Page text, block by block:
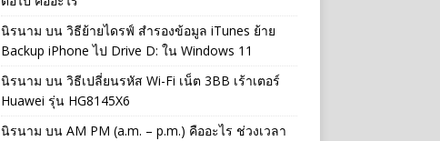
นิรนาม บน วิธีย้ายไดรฟ์ สำรองข้อมูล iTunes ย้าย
Backup iPhone ไป Drive D: ใน Windows 11
นิรนาม บน วิธีเปลี่ยนรหัส Wi-Fi เน็ต 3BB เร้าเตอร์
Huawei รุ่น HG8145X6
นิรนาม บน AM PM (a.m. – p.m.) คืออะไร ช่วงเวลา